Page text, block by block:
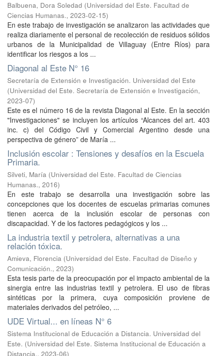
Balbuena, Dora Soledad (Universidad del Este. Facultad de
Ciencias Humanas., 2023-02-15)
En este trabajo de investigación se analizaron las actividades que
realiza diariamente el personal de recolección de residuos sólidos
urbanos de la Municipalidad de Villaguay (Entre Ríos) para
identificar los riesgos a los ...
Diagonal al Este N° 16
Secretaría de Extensión e Investigación. Universidad del Este
(Universidad del Este. Secretaría de Extensión e Investigación,
2023-07)
Este es el número 16 de la revista Diagonal al Este. En la sección
"Investigaciones" se incluyen los artículos “Alcances del art. 403
inc. c) del Código Civil y Comercial Argentino desde una
perspectiva de género” de María ...
Inclusión escolar : Tensiones y desafíos en la Escuela
Primaria.
Silveti, María (Universidad del Este. Facultad de Ciencias
Humanas., 2016)
En este trabajo se desarrolla una investigación sobre las
concepciones que los docentes de escuelas primarias comunes
tienen acerca de la inclusión escolar de personas con
discapacidad. Y de los factores pedagógicos y los ...
La industria textil y petrolera, alternativas a una
relación tóxica.
Amieva, Florencia (Universidad del Este. Facultad de Diseño y
Comunicación., 2023)
Esta tesis parte de la preocupación por el impacto ambiental de la
sinergia entre las industrias textil y petrolera. El uso de fibras
sintéticas por la primera, cuya composición proviene de
materiales derivados del petróleo, ...
UDE Virtual... en líneas N° 6
Sistema Institucional de Educación a Distancia. Universidad del
Este. (Universidad del Este. Sistema Institucional de Educación a
Distancia., 2023-06)